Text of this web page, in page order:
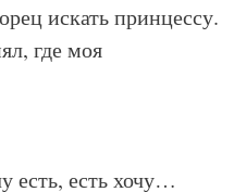
искать принцессу.
где моя
есть, есть хочу…